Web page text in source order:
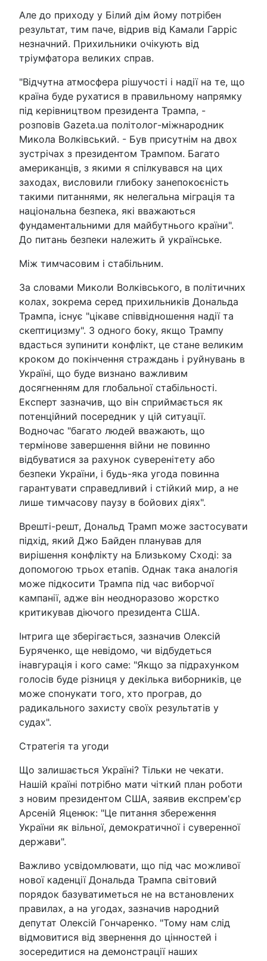
Але до приходу у Білий дім йому потрібен
результат, тим паче, відрив від Камали Гарріс
незначний. Прихильники очікують від
тріумфатора великих справ.
"Відчутна атмосфера рішучості і надії на те, що
країна буде рухатися в правильному напрямку
під керівництвом президента Трампа, -
розповів Gazeta.ua політолог-міжнародник
Микола Волківський. - Був присутнім на двох
зустрічах з президентом Трампом. Багато
американців, з якими я спілкувався на цих
заходах, висловили глибоку занепокоєність
такими питаннями, як нелегальна міграція та
національна безпека, які вважаються
фундаментальними для майбутнього країни".
До питань безпеки належить й українське.
Між тимчасовим і стабільним.
За словами Миколи Волківського, в політичних
колах, зокрема серед прихильників Дональда
Трампа, існує "цікаве співвідношення надії та
скептицизму". З одного боку, якщо Трампу
вдасться зупинити конфлікт, це стане великим
кроком до покінчення страждань і руйнувань в
Україні, що буде визнано важливим
досягненням для глобальної стабільності.
Експерт зазначив, що він сприймається як
потенційний посередник у цій ситуації.
Водночас "багато людей вважають, що
термінове завершення війни не повинно
відбуватися за рахунок суверенітету або
безпеки України, і будь-яка угода повинна
гарантувати справедливий і стійкий мир, а не
лише тимчасову паузу в бойових діях".
Врешті-решт, Дональд Трамп може застосувати
підхід, який Джо Байден планував для
вирішення конфлікту на Близькому Сході: за
допомогою трьох етапів. Однак така аналогія
може підкосити Трампа під час виборчої
кампанії, адже він неодноразово жорстко
критикував діючого президента США.
Інтрига ще зберігається, зазначив Олексій
Буряченко, ще невідомо, чи відбудеться
інавгурація і кого саме: "Якщо за підрахунком
голосів буде різниця у декілька виборників, це
може спонукати того, хто програв, до
радикального захисту своїх результатів у
судах".
Стратегія та угоди
Що залишається Україні? Тільки не чекати.
Нашій країні потрібно мати чіткий план роботи
з новим президентом США, заявив експрем'єр
Арсеній Яценюк: "Це питання збереження
України як вільної, демократичної і суверенної
держави".
Важливо усвідомлювати, що під час можливої
нової каденції Дональда Трампа світовий
порядок базуватиметься не на встановлених
правилах, а на угодах, зазначив народний
депутат Олексій Гончаренко. "Тому нам слід
відмовитися від звернення до цінностей і
зосередитися на демонстрації наших